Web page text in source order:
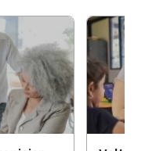
ser tomados
novos assuntos na
São muitos games,
servir de
uma boa formação
Um docente